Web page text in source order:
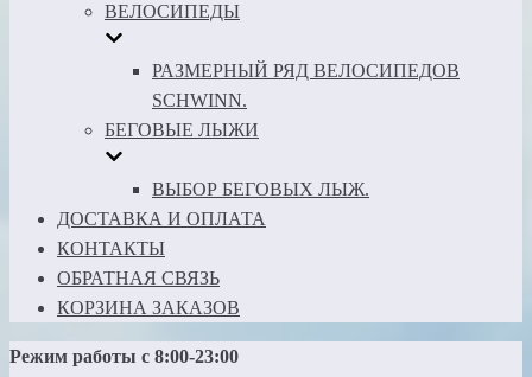
ВЕЛОСИПЕДЫ
РАЗМЕРНЫЙ РЯД ВЕЛОСИПЕДОВ
SCHWINN.
БЕГОВЫЕ ЛЫЖИ
ВЫБОР БЕГОВЫХ ЛЫЖ.
ДОСТАВКА И ОПЛАТА
КОНТАКТЫ
ОБРАТНАЯ СВЯЗЬ
КОРЗИНА ЗАКАЗОВ
Режим работы с 8:00-23:00